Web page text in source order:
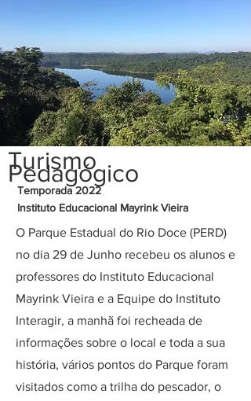
Turismo
Pedagógico
Temporada 2022
Instituto Educacional Mayrink Vieira
O Parque Estadual do Rio Doce (PERD)
no dia 29 de Junho recebeu os alunos e
professores do Instituto Educacional
Mayrink Vieira e a Equipe do Instituto
Interagir, a manhã foi recheada de
informações sobre o local e toda a sua
história, vários pontos do Parque foram
visitados como a trilha do pescador, o